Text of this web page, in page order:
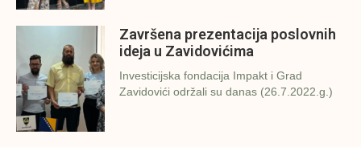
Završena prezentacija poslovnih
ideja u Zavidovićima
Investicijska fondacija Impakt i Grad
Zavidovići održali su danas (26.7.2022.g.)